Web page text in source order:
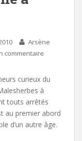
Arsène
commentaire
curieux du
à
touts arrêtés
au premier abord
d’un autre âge.